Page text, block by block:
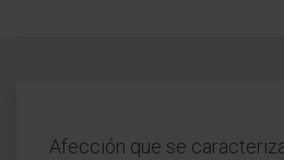
Afección que se